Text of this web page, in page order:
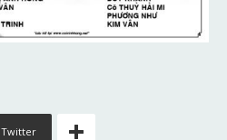
Twitter